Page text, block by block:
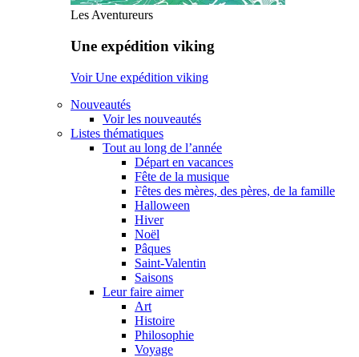
Les Aventureurs
Une expédition viking
Voir Une expédition viking
Nouveautés
Voir les nouveautés
Listes thématiques
Tout au long de l’année
Départ en vacances
Fête de la musique
Fêtes des mères, des pères, de la famille
Halloween
Hiver
Noël
Pâques
Saint-Valentin
Saisons
Leur faire aimer
Art
Histoire
Philosophie
Voyage